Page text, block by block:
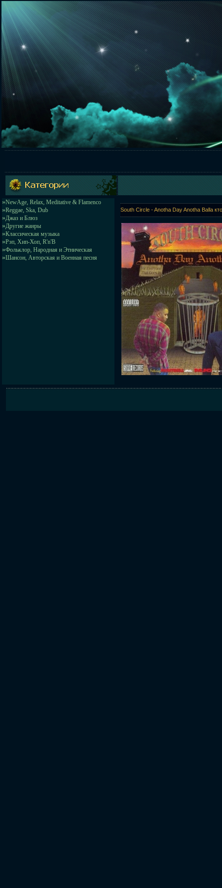
»NewAge, Relax, Meditative & Flamenco
»Reggae, Ska, Dub
»Джаз и Блюз
»Другие жанры
»Классическая музыка
»Рэп, Хип-Хоп, R'n'B
»Фольклор, Народная и Этническая
»Шансон, Авторская и Военная песня
South Circle - Anotha Day Anotha Balla